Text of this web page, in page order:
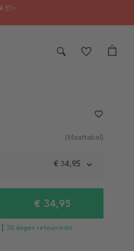
📦✨
(Maattabel)
€ 34,95
€ 34,95
┃ 30 dagen retourrecht
favorite_border